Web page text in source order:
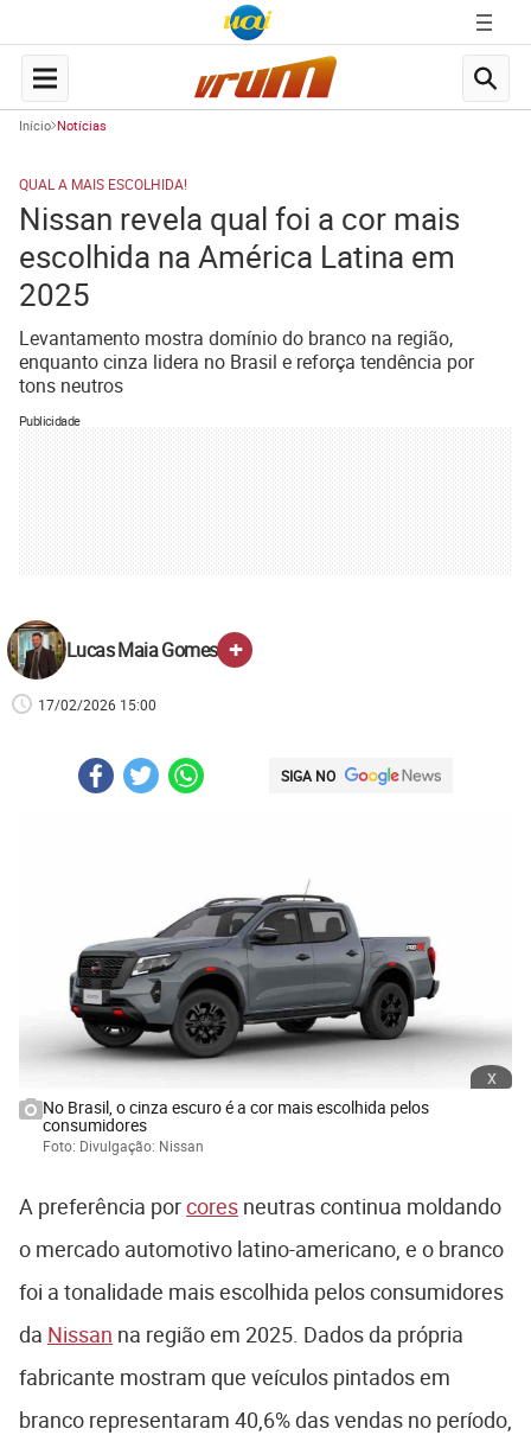
Início Notícias
QUAL A MAIS ESCOLHIDA!
Nissan revela qual foi a cor mais
escolhida na América Latina em
2025
Levantamento mostra domínio do branco na região,
enquanto cinza lidera no Brasil e reforça tendência por
tons neutros
Publicidade
Lucas Maia Gomes +
17/02/2026 15:00
SIGA NO
x
No Brasil, o cinza escuro é a cor mais escolhida pelos
consumidores
Foto: Divulgação: Nissan
A preferência porcores neutras continua moldando
o mercado automotivo latino-americano, e o branco
foi a tonalidade mais escolhida pelos consumidores
da Nissan na região em 2025. Dados da própria
fabricante mostram que veículos pintados em
branco representaram 40,6% das vendas no período,